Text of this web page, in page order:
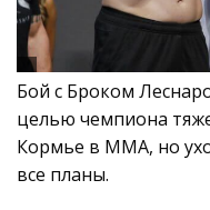
Бой с Броком
целью чемпиона
Кормье в ММА, но
все планы.